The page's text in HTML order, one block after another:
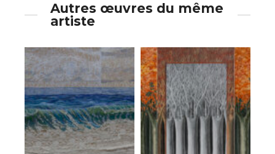
Autres œuvres du même
artiste